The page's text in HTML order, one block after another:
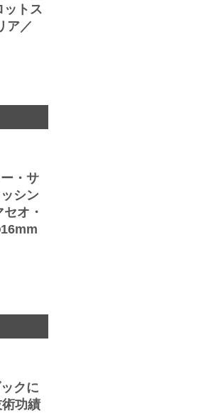
ットス
ア／
・サ
シン
オ・
クに
功績